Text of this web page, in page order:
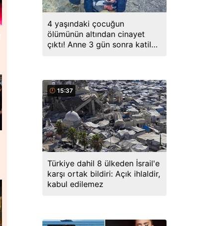
4 yaşındaki çocuğun
ölümünün altından cinayet
çıktı! Anne 3 gün sonra katil
15:37
Türkiye dahil 8 ülkeden İsrail'e
karşı ortak bildiri: Açık ihlaldir,
kabul edilemez